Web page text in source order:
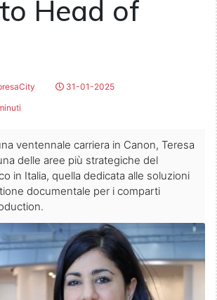
Head of
31-01-2025
ventennale carriera in Canon, Teresa
delle aree più strategiche del
in Italia, quella dedicata alle soluzioni
documentale per i comparti